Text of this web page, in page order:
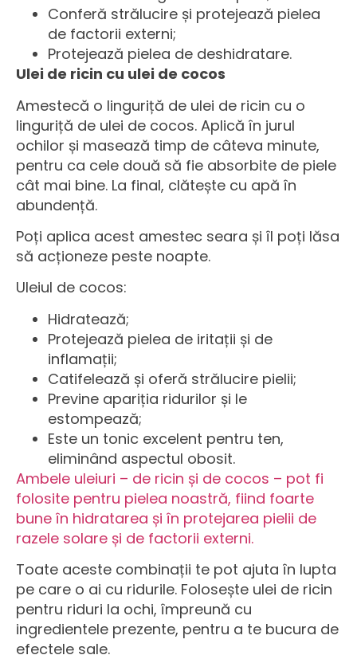
Conferă strălucire și protejează pielea
de factorii externi;
Protejează pielea de deshidratare.
Ulei de ricin cu ulei de cocos
Amestecă o linguriță de ulei de ricin cu o
linguriță de ulei de cocos. Aplică în jurul
ochilor și masează timp de câteva minute,
pentru ca cele două să fie absorbite de piele
cât mai bine. La final, clătește cu apă în
abundență.
Poți aplica acest amestec seara și îl poți lăsa
să acționeze peste noapte.
Uleiul de cocos:
Hidratează;
Protejează pielea de iritații și de
inflamații;
Catifelează și oferă strălucire pielii;
Previne apariția ridurilor și le
estompează;
Este un tonic excelent pentru ten,
eliminând aspectul obosit.
Ambele uleiuri – de ricin și de cocos – pot fi
folosite pentru pielea noastră, fiind foarte
bune în hidratarea și în protejarea pielii de
razele solare și de factorii externi.
Toate aceste combinații te pot ajuta în lupta
pe care o ai cu ridurile. Folosește ulei de ricin
pentru riduri la ochi, împreună cu
ingredientele prezente, pentru a te bucura de
efectele sale.